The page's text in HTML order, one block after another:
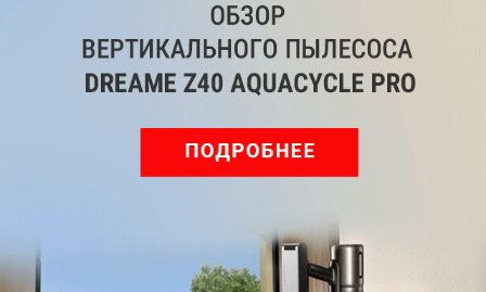
Ольга Дмитриева
Редактор направлений «Мобильные